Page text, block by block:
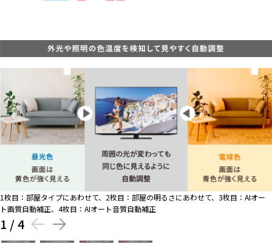
1枚目：部屋タイプにあわせて、2枚目：部屋の明るさにあわせて、3枚目：AIオー
ト画質自動補正、4枚目：AIオート音質自動補正
1 /4